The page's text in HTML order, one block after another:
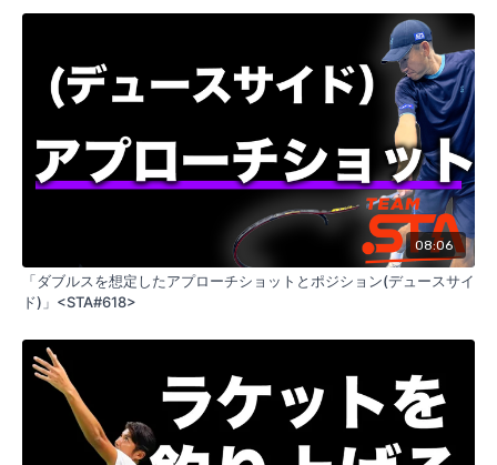
08:06
「ダブルスを想定したアプローチショットとポジション(デュースサイ
ド)」<STA#618>